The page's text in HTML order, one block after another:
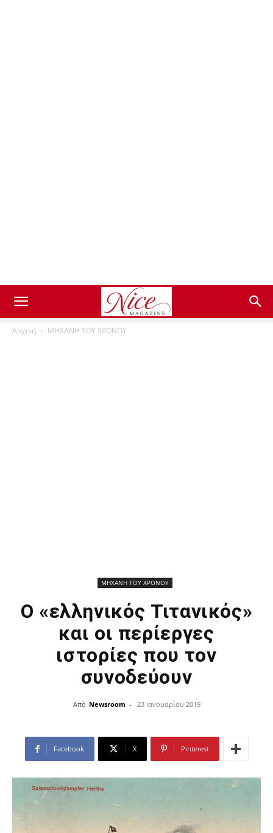
Αρχική ΜΗΧΑΝΗ ΤΟΥ ΧΡΟΝΟΥ
ΜΗΧΑΝΗ ΤΟΥ ΧΡΟΝΟΥ
Ο «ελληνικός Τιτανικός»
και οι περίεργες
ιστορίες που τον
συνοδεύουν
Από Newsroom - 23 Ιανουαρίου 2019
Facebook X Pinterest